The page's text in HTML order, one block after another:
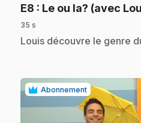
E8 : Le ou la? (avec
35 s
.Louis découvre le genre
Abonnement